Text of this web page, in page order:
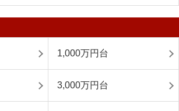
1,000万円台
3,000万円台